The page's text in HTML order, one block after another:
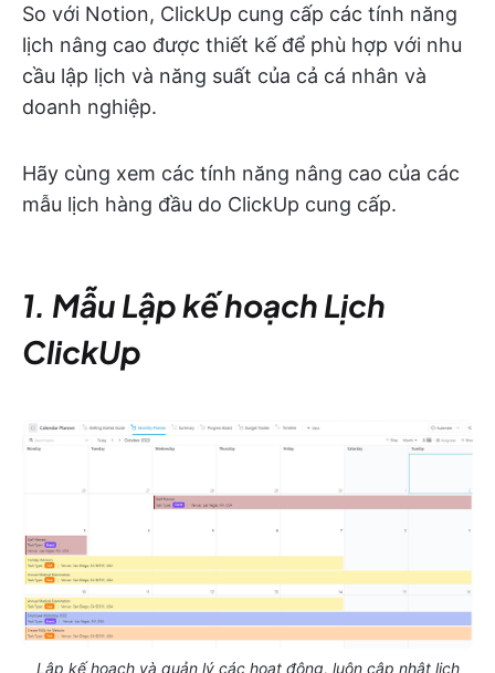
So với Notion, ClickUp cung cấp các tính năng
lịch nâng cao được thiết kế để phù hợp với nhu
cầu lập lịch và năng suất của cả cá nhân và
doanh nghiệp.
Hãy cùng xem các tính năng nâng cao của các
mẫu lịch hàng đầu do ClickUp cung cấp.
1. Mẫu Lập kế hoạch Lịch
ClickUp
Lập kế hoạch và quản lý các hoạt động, luôn cập nhật lịch